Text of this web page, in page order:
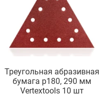
Треугольная абразивная
бумага р180, 290 мм
Vertextools 10 шт